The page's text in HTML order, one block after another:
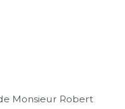
Monsieur Robert